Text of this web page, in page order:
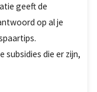
geeft de
op al je
subsidies die er zijn,